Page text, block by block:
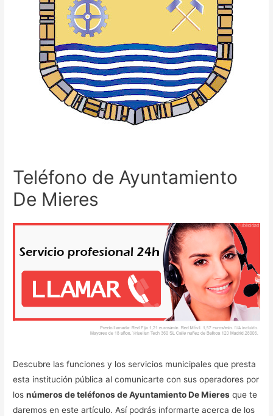
Teléfono de Ayuntamiento
De Mieres
Descubre las funciones y los servicios municipales que presta
esta institución pública al comunicarte con sus operadores por
losnúmeros de teléfonos de Ayuntamiento De Mieres que te
daremos en este artículo. Así podrás informarte acerca de los